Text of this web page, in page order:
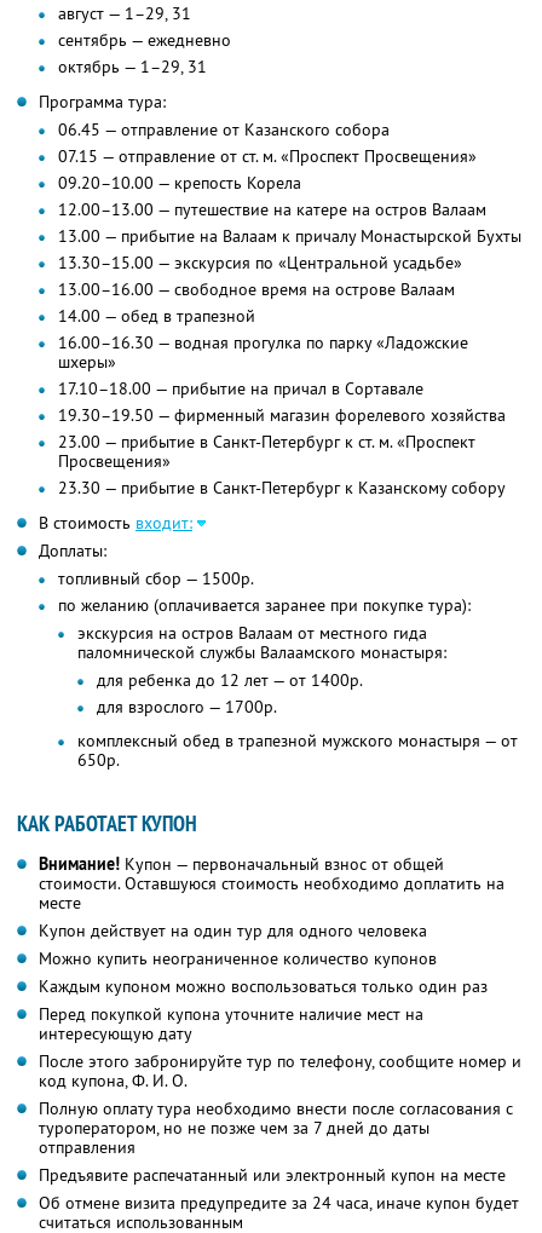
август — 1–29, 31
сентябрь — ежедневно
октябрь — 1–29, 31
Программа тура:
06.45 — отправление от Казанского собора
07.15 — отправление от ст. м. «Проспект Просвещения»
09.20–10.00 — крепость Корела
12.00–13.00 — путешествие на катере на остров Валаам
13.00 — прибытие на Валаам к причалу Монастырской Бухты
13.30–15.00 — экскурсия по «Центральной усадьбе»
13.00–16.00 — свободное время на острове Валаам
14.00 — обед в трапезной
16.00–16.30 — водная прогулка по парку «Ладожские
шхеры»
17.10–18.00 — прибытие на причал в Сортавале
19.30–19.50 — фирменный магазин форелевого хозяйства
23.00 — прибытие в Санкт-Петербург к ст. м. «Проспект
Просвещения»
23.30 — прибытие в Санкт-Петербург к Казанскому собору
В стоимость входит:
Доплаты:
топливный сбор — 1500р.
по желанию (оплачивается заранее при покупке тура):
экскурсия на остров Валаам от местного гида
паломнической службы Валаамского монастыря:
для ребенка до 12 лет — от 1400р.
для взрослого — 1700р.
комплексный обед в трапезной мужского монастыря — от
650р.
КАК РАБОТАЕТ КУПОН
Внимание! Купон — первоначальный взнос от общей
стоимости. Оставшуюся стоимость необходимо доплатить на
месте
Купон действует на один тур для одного человека
Можно купить неограниченное количество купонов
Каждым купоном можно воспользоваться только один раз
Перед покупкой купона уточните наличие мест на
интересующую дату
После этого забронируйте тур по телефону, сообщите номер и
код купона,Ф. И. О.
Полную оплату тура необходимо внести после согласования с
туроператором, но не позже чем за 7 дней до даты
отправления
Предъявите распечатанный или электронный купон на месте
Об отмене визита предупредите за 24 часа, иначе купон будет
считаться использованным